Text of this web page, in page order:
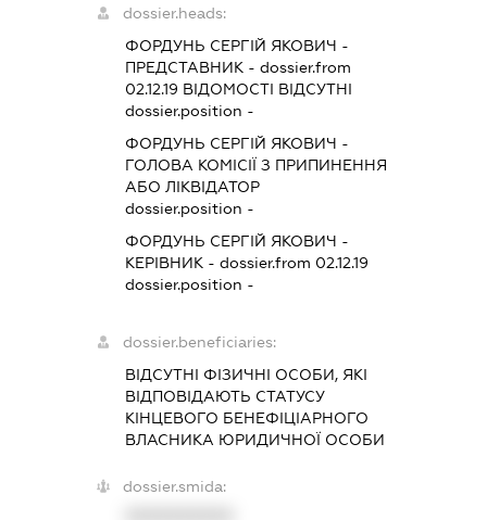
dossier.heads:
ФОРДУНЬ СЕРГІЙ ЯКОВИЧ -
ПРЕДСТАВНИК - dossier.from
02.12.19 ВІДОМОСТІ ВІДСУТНІ
dossier.position -
ФОРДУНЬ СЕРГІЙ ЯКОВИЧ -
ГОЛОВА КОМІСІЇ З ПРИПИНЕННЯ
АБО ЛІКВІДАТОР
dossier.position -
ФОРДУНЬ СЕРГІЙ ЯКОВИЧ -
КЕРІВНИК - dossier.from 02.12.19
dossier.position -
dossier.beneficiaries:
ВІДСУТНІ ФІЗИЧНІ ОСОБИ, ЯКІ
ВІДПОВІДАЮТЬ СТАТУСУ
КІНЦЕВОГО БЕНЕФІЦІАРНОГО
ВЛАСНИКА ЮРИДИЧНОЇ ОСОБИ
dossier.smida: